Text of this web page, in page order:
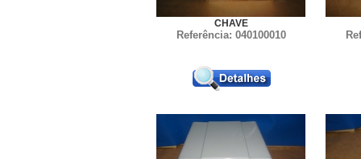
CHAVE
Referência: 040100010